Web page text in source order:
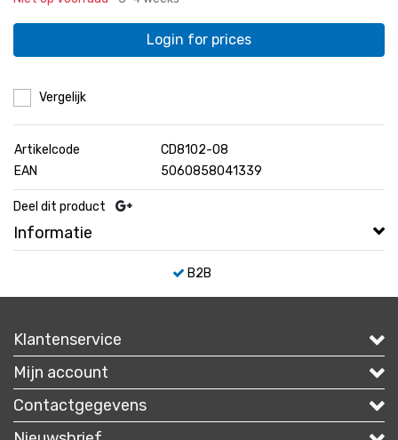
Login for prices
Vergelijk
Artikelcode
CD8102-08
EAN
5060858041339
Deel dit product
Informatie
B2B
Klantenservice
Mijn account
Contactgegevens